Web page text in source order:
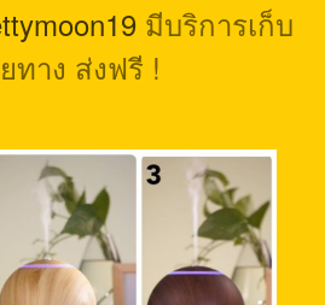
จะมีเครื่องพ่นไอน้ำอโรม่า
velit, sed quia non numquam
eius modi tempora voluptas
amets unser.
John Doe
My Company
Aliquam erat volutpat. Quisque
at est id ligula facilisis laoreet
มีบริการเก็บ
ทาง ส่งฟรี !